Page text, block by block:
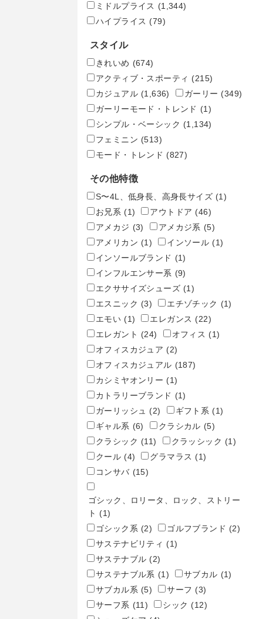
ミドルプライス (1,344)
ハイプライス (79)
スタイル
きれいめ (674)
アクティブ・スポーティ (215)
カジュアル (1,636) ガーリー (349)
ガーリーモード・トレンド (1)
シンプル・ベーシック (1,134)
フェミニン (513)
モード・トレンド (827)
その他特徴
S〜4L、低身長、高身長サイズ (1)
お兄系 (1) アウトドア (46)
アメカジ (3) アメカジ系 (5)
アメリカン (1) インソール (1)
インソールブランド (1)
インフルエンサー系 (9)
エクササイズシューズ (1)
エスニック (3) エチゾチック (1)
エモい (1) エレガンス (22)
エレガント (24) オフィス (1)
オフィスカジュア (2)
オフィスカジュアル (187)
カシミヤオンリー (1)
カトラリーブランド (1)
ガーリッシュ (2) ギフト系 (1)
ギャル系 (6) クラシカル (5)
クラシック (11) クラッシック (1)
クール (4) グラマラス (1)
コンサバ (15)
ゴシック、ロリータ、ロック、ストリー
ト (1)
ゴシック系 (2) ゴルフブランド (2)
サステナビリティ (1)
サステナブル (2)
サステナブル系 (1) サブカル (1)
サブカル系 (5) サーフ (3)
サーフ系 (11) シック (12)